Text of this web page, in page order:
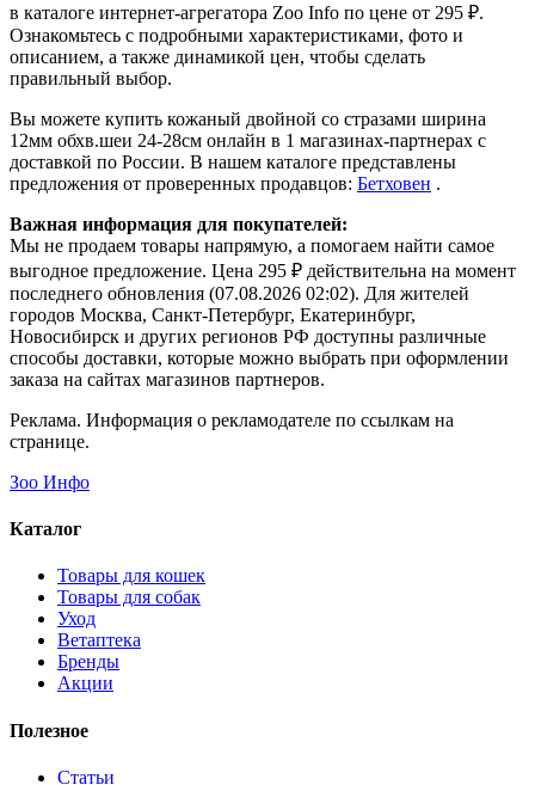
в каталоге интернет-агрегатора Zoo Info по цене от 295 ₽.
Ознакомьтесь с подробными характеристиками, фото и
описанием, а также динамикой цен, чтобы сделать
правильный выбор.
Вы можете купить кожаный двойной со стразами ширина
12мм обхв.шеи 24-28см онлайн в 1 магазинах-партнерах с
доставкой по России. В нашем каталоге представлены
предложения от проверенных продавцов: Бетховен .
Важная информация для покупателей:
Мы не продаем товары напрямую, а помогаем найти самое
выгодное предложение. Цена 295 ₽ действительна на момент
последнего обновления (07.08.2026 02:02). Для жителей
городов Москва, Санкт-Петербург, Екатеринбург,
Новосибирск и других регионов РФ доступны различные
способы доставки, которые можно выбрать при оформлении
заказа на сайтах магазинов партнеров.
Реклама. Информация о рекламодателе по ссылкам на
странице.
Зоо Инфо
Каталог
Товары для кошек
Товары для собак
Уход
Ветаптека
Бренды
Акции
Полезное
Статьи